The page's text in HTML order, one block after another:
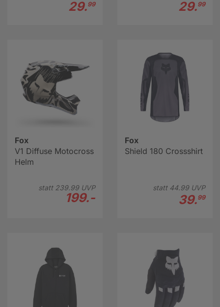
29.99 29.99
Fox
V1 Diffuse Motocross
Helm
statt 239.99UVP
199.-
Fox
Shield 180 Crossshirt
statt 44.99UVP
39.99